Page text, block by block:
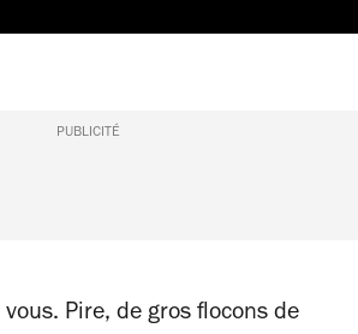
PUBLICITÉ
Pire, de gros flocons de